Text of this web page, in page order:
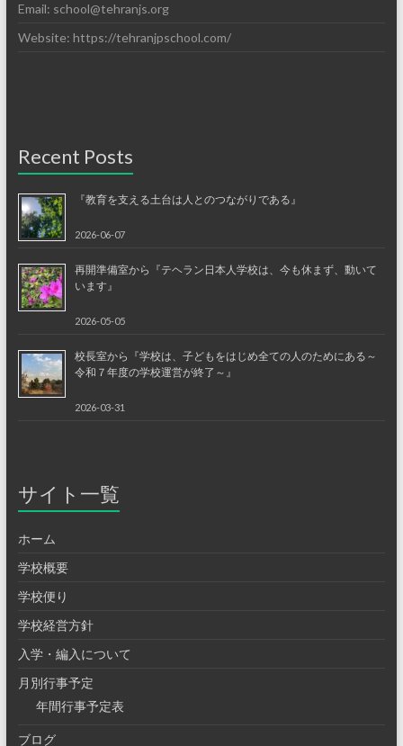
Email: school@tehranjs.org
Website: https://tehranjpschool.com/
Recent Posts
『教育を支える土台は人とのつながりである』
2026-06-07
再開準備室から『テヘラン日本人学校は、今も休まず、動いて
います』
2026-05-05
校長室から『学校は、子どもをはじめ全ての人のためにある～
令和７年度の学校運営が終了～』
2026-03-31
サイト一覧
ホーム
学校概要
学校便り
学校経営方針
入学・編入について
月別行事予定
年間行事予定表
ブログ